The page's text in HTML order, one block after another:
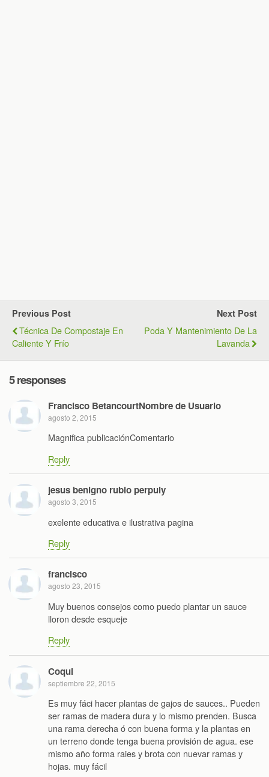
Previous Post
Técnica De Compostaje En
Caliente Y Frío
Next Post
Poda Y Mantenimiento De La
Lavanda
5 responses
Francisco BetancourtNombre de Usuario
agosto 2, 2015
Magnifica publicaciónComentario
Reply
jesus benigno rubio perpuly
agosto 3, 2015
exelente educativa e ilustrativa pagina
Reply
francisco
agosto 23, 2015
Muy buenos consejos como puedo plantar un sauce
lloron desde esqueje
Reply
Coqui
septiembre 22, 2015
Es muy fáci hacer plantas de gajos de sauces.. Pueden
ser ramas de madera dura y lo mismo prenden. Busca
una rama derecha ó con buena forma y la plantas en
un terreno donde tenga buena provisión de agua. ese
mismo año forma raies y brota con nuevar ramas y
hojas. muy fácil